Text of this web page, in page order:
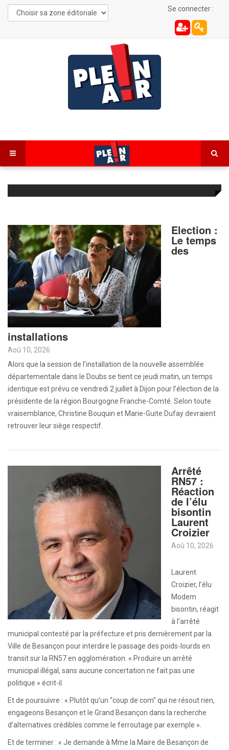
Se connecter :
Election :
Le temps
des
installations
Aoû 10, 2026
Alors que la session de l’installation de la nouvelle assemblée
départementale dans le Doubs se tient ce jeudi matin, un temps
identique est prévu ce vendredi 2 juillet à Dijon pour l’élection de la
présidente de la région Bourgogne Franche-Comté. Selon toute
vraisemblance, Christine Bouquin et Marie-Guite Dufay devraient
retrouver leur siège respectif.
Arrêté
RN57 :
Réaction
de l’élu
bisontin
Laurent
Croizier
Aoû 10, 2026
Laurent
Croizier, l’élu
Modem
bisontin, réagit
à l’arrêté
municipal contesté par la préfecture et pris dernièrement par la
Ville de Besançon pour interdire le passage des poids-lourds en
transit sur la RN57 en agglomération. « Produire un arrêté
municipal illégal, sans aucune concertation ne fait pas une
politique » écrit-il.
Et de poursuivre : « Plutôt qu’un “coup de com” qui ne résout rien,
engageons Besançon et le Grand Besançon dans la recherche
d’alternatives crédibles comme le ferroutage par exemple ».
Et de terminer : « Je demande à Mme la Maire de Besançon de